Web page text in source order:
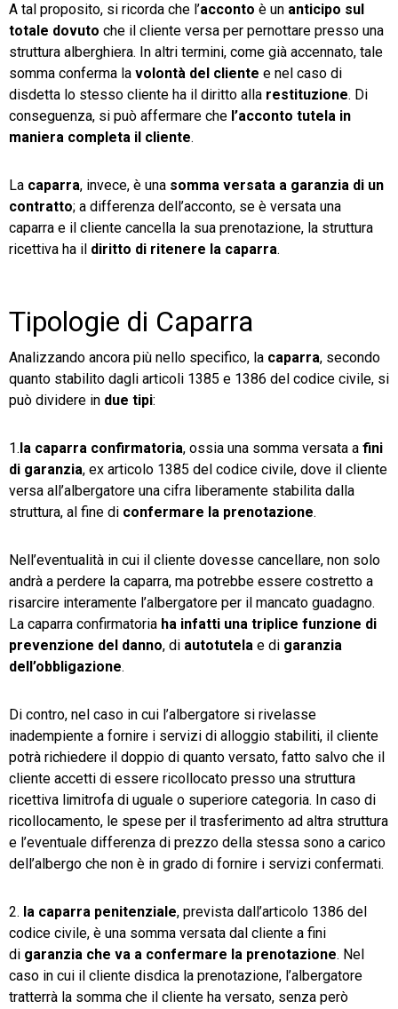
A tal proposito, si ricorda che l’acconto è un anticipo sul
totale dovuto che il cliente versa per pernottare presso una
struttura alberghiera. In altri termini, come già accennato, tale
somma conferma la volontà del cliente e nel caso di
disdetta lo stesso cliente ha il diritto alla restituzione. Di
conseguenza, si può affermare che l’acconto tutela in
maniera completa il cliente.
La caparra, invece, è una somma versata a garanzia di un
contratto; a differenza dell’acconto, se è versata una
caparra e il cliente cancella la sua prenotazione, la struttura
ricettiva ha il diritto di ritenere la caparra.
Tipologie di Caparra
Analizzando ancora più nello specifico, la caparra, secondo
quanto stabilito dagli articoli 1385 e 1386 del codice civile, si
può dividere in due tipi:
1. la caparra confirmatoria, ossia una somma versata a fini
di garanzia, ex articolo 1385 del codice civile, dove il cliente
versa all’albergatore una cifra liberamente stabilita dalla
struttura, al fine di confermare la prenotazione.
Nell’eventualità in cui il cliente dovesse cancellare, non solo
andrà a perdere la caparra, ma potrebbe essere costretto a
risarcire interamente l’albergatore per il mancato guadagno.
La caparra confirmatoria ha infatti una triplice funzione di
prevenzione del danno, di autotutela e di garanzia
dell’obbligazione.
Di contro, nel caso in cui l’albergatore si rivelasse
inadempiente a fornire i servizi di alloggio stabiliti, il cliente
potrà richiedere il doppio di quanto versato, fatto salvo che il
cliente accetti di essere ricollocato presso una struttura
ricettiva limitrofa di uguale o superiore categoria. In caso di
ricollocamento, le spese per il trasferimento ad altra struttura
e l’eventuale differenza di prezzo della stessa sono a carico
dell’albergo che non è in grado di fornire i servizi confermati.
2. la caparra penitenziale, prevista dall’articolo 1386 del
codice civile, è una somma versata dal cliente a fini
di garanzia che va a confermare la prenotazione. Nel
caso in cui il cliente disdica la prenotazione, l’albergatore
tratterrà la somma che il cliente ha versato, senza però